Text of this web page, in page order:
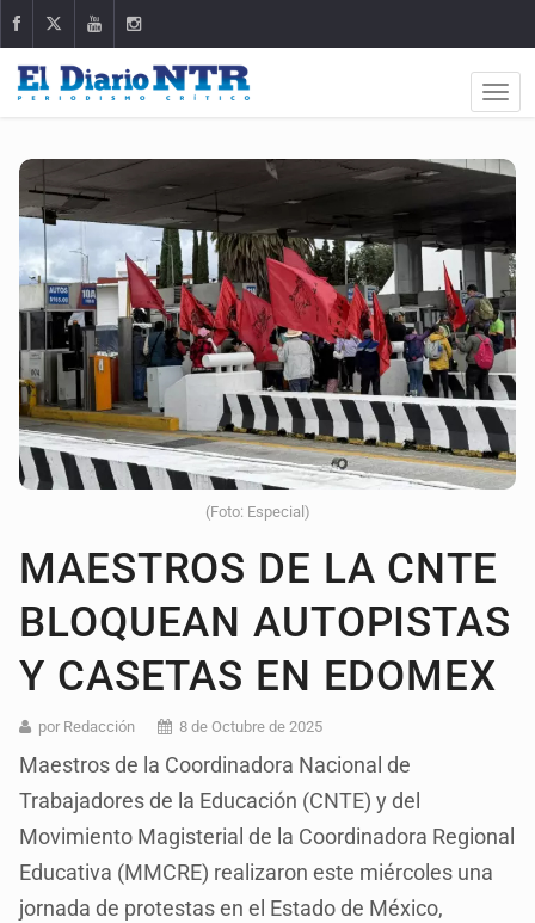
(Foto: Especial)
MAESTROS DE LA CNTE
BLOQUEAN AUTOPISTAS
Y CASETAS EN EDOMEX
por Redacción 8 de Octubre de 2025
Maestros de la Coordinadora Nacional de
Trabajadores de la Educación (CNTE) y del
Movimiento Magisterial de la Coordinadora Regional
Educativa (MMCRE) realizaron este miércoles una
jornada de protestas en el Estado de México,